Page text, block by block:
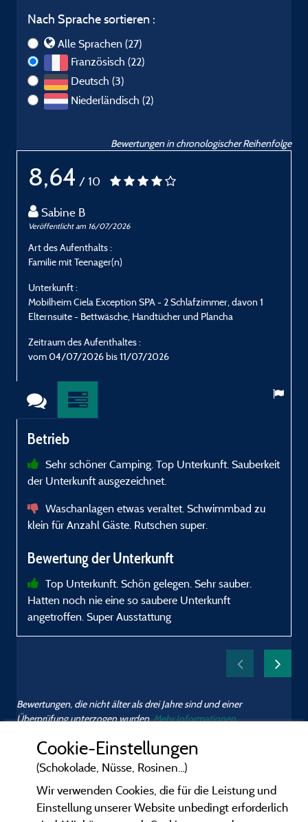
Nach Sprache sortieren :
Alle Sprachen (27)
Französisch (22)
Deutsch (3)
Niederländisch (2)
Bewertungen in chronologischer Reihenfolge
8,64 / 10
Sabine B
Veröffentlicht am 16/07/2026
Art des Aufenthalts :
Familie mit Teenager(n)
Unterkunft :
Mobilheim Ciela Exception SPA - 2 Schlafzimmer, davon 1
Elternsuite - Bettwäsche, Handtücher und Plancha
Zeitraum des Aufenthaltes :
vom 04/07/2026 bis 11/07/2026
Betrieb
Sehr schöner Camping. Top Unterkunft. Sauberkeit
der Unterkunft ausgezeichnet.
Waschanlagen etwas veraltet. Schwimmbad zu
klein für Anzahl Gäste. Rutschen super.
Bewertung der Unterkunft
Top Unterkunft. Schön gelegen. Sehr sauber.
Hatten noch nie eine so saubere Unterkunft
angetroffen. Super Ausstattung
Bewertungen, die nicht älter als drei Jahre sind und einer
Überprüfung unterzogen wurden.Mehr Informationen
Cookie-Einstellungen
(Schokolade, Nüsse, Rosinen...)
Wir verwenden Cookies, die für die Leistung und
Einstellung unserer Website unbedingt erforderlich